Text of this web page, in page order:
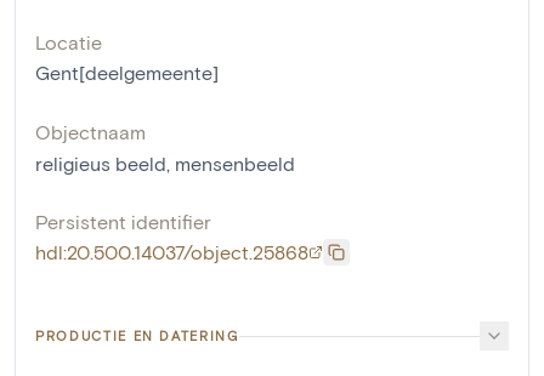
Locatie
Gent[deelgemeente]
Objectnaam
religieus beeld, mensenbeeld
Persistent identifier
hdl:20.500.14037/object.25868
PRODUCTIE EN DATERING